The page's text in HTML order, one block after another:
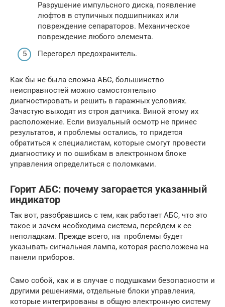
Разрушение импульсного диска, появление
люфтов в ступичных подшипниках или
повреждение сепараторов. Механическое
повреждение любого элемента.
Перегорел предохранитель.
Как бы не была сложна АБС, большинство
неисправностей можно самостоятельно
диагностировать и решить в гаражных условиях.
Зачастую выходят из строя датчика. Виной этому их
расположение. Если визуальный осмотр не принес
результатов, и проблемы остались, то придется
обратиться к специалистам, которые смогут провести
диагностику и по ошибкам в электронном блоке
управления определиться с поломками.
Горит АБС: почему загорается указанный
индикатор
Так вот, разобравшись с тем, как работает АБС, что это
такое и зачем необходима система, перейдем к ее
неполадкам. Прежде всего, на проблемы будет
указывать сигнальная лампа, которая расположена на
панели приборов.
Само собой, как и в случае с подушками безопасности и
другими решениями, отдельные блоки управления,
которые интегрированы в общую электронную систему